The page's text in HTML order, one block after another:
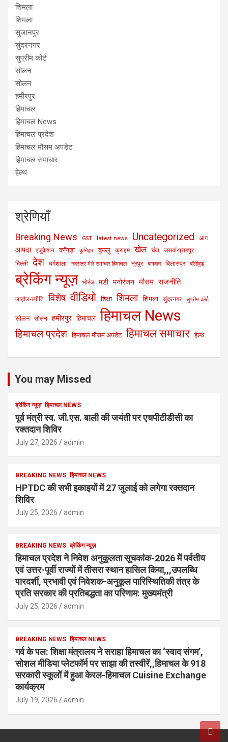
शिमला
शिमला
सुजानपुर
सुंदरनगर
सुप्रीम कोर्ट
सोलन
सोलन
हमीरपुर
हिमाचल
हिमाचल News
हिमाचल प्रदेश
हिमाचल मौसम अपडेट
हिमाचल समाचार
हेल्थ
श्रेणियाँ
Breaking News GST latest news Uncategorized आग
आपदा एजुकेशन काँगड़ा कुनिहार कुल्लू क्राइम खेल चंबा
जसवां-प्रागपुर
दिल्ली
देश धर्मशाला नवरात्र मेले समाचार हिमाचल नूरपुर बागवान बिलासपुर बॉलीवुड
ब्रेकिंग न्यूज़ भोरंज मंडी मनोरंजन मौसम राजनीति
लाहौल-स्पीति विशेष वीडियो शिक्षा शिमला शिमला सुंदरनगर सुप्रीम कोर्ट
सोलन सोलन हमीरपुर हिमाचल हिमाचल News
हिमाचल प्रदेश हिमाचल मौसम अपडेट हिमाचल समाचार हेल्थ
You may Missed
ब्रेकिंग न्यूज़ हिमाचल NEWS
पूर्व मंत्री स्व. जी.एस. बाली की जयंती पर एचपीटीडीसी का
रक्तदान शिविर
July 27, 2026 admin
BREAKING NEWS हिमाचल NEWS
HPTDC की सभी इकाइयों में 27 जुलाई को लगेगा रक्तदान
शिविर
July 25, 2026 admin
BREAKING NEWS ब्रेकिंग न्यूज़
हिमाचल प्रदेश ने निवेश अनुकूलता सूचकांक-2026 में पर्वतीय
एवं उत्तर-पूर्वी राज्यों में तीसरा स्थान हासिल किया,,,उपलब्धि
पारदर्शी, प्रभावी एवं निवेशक-अनुकूल पारिस्थितिकी तंत्र के
प्रति सरकार की प्रतिबद्धता का परिणाम: मुख्यमंत्री
July 25, 2026 admin
BREAKING NEWS हिमाचल NEWS
गर्व के पल: शिक्षा मंत्रालय ने सराहा हिमाचल का ‘स्वाद संगम’,
सोशल मीडिया प्लेटफॉर्म पर साझा की तस्वीरें,,हिमाचल के 918
सरकारी स्कूलों में हुआ केरल-हिमाचल Cuisine Exchange
कार्यक्रम
July 19, 2026 admin